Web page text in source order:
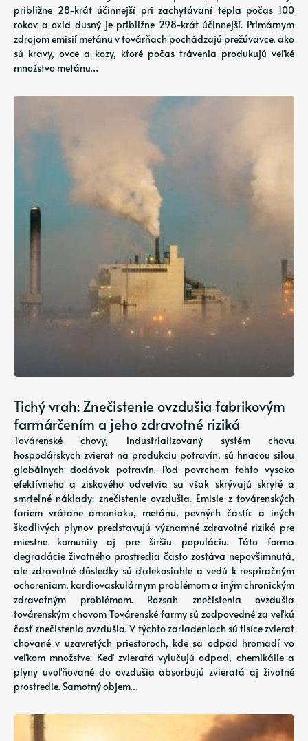
približne 28-krát účinnejší pri zachytávaní tepla počas 100
rokov a oxid dusný je približne 298-krát účinnejší. Primárnym
zdrojom emisií metánu v továrňach pochádzajú prežúvavce, ako
sú kravy, ovce a kozy, ktoré počas trávenia produkujú veľké
množstvo metánu…
Tichý vrah: Znečistenie ovzdušia fabrikovým
farmárčením a jeho zdravotné riziká
Továrenské chovy, industrializovaný systém chovu
hospodárskych zvierat na produkciu potravín, sú hnacou silou
globálnych dodávok potravín. Pod povrchom tohto vysoko
efektívneho a ziskového odvetvia sa však skrývajú skryté a
smrteľné náklady: znečistenie ovzdušia. Emisie z továrenských
fariem vrátane amoniaku, metánu, pevných častíc a iných
škodlivých plynov predstavujú významné zdravotné riziká pre
miestne komunity aj pre širšiu populáciu. Táto forma
degradácie životného prostredia často zostáva nepovšimnutá,
ale zdravotné dôsledky sú ďalekosiahle a vedú k respiračným
ochoreniam, kardiovaskulárnym problémom a iným chronickým
zdravotným problémom. Rozsah znečistenia ovzdušia
továrenským chovom Továrenské farmy sú zodpovedné za veľkú
časť znečistenia ovzdušia. V týchto zariadeniach sú tisíce zvierat
chované v uzavretých priestoroch, kde sa odpad hromadí vo
veľkom množstve. Keď zvieratá vylučujú odpad, chemikálie a
plyny uvoľňované do ovzdušia absorbujú zvieratá aj životné
prostredie. Samotný objem…